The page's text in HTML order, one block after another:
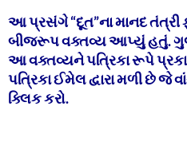
આ પ્રસંગે “દૂત”ના માનદ તંત્રી
બીજરૂપ વક્તવ્ય આપ્યું હતું.
આ વક્તવ્યને પત્રિકા રૂપે
પત્રિકા ઈમેલ દ્વારા મળી છે જે
ક્લિક કરો.